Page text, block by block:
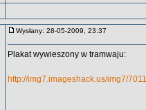
Wysłany: 28-05-2009, 23:37
Plakat wywieszony w tramwaju:
http://img7.imageshack.us/img7/